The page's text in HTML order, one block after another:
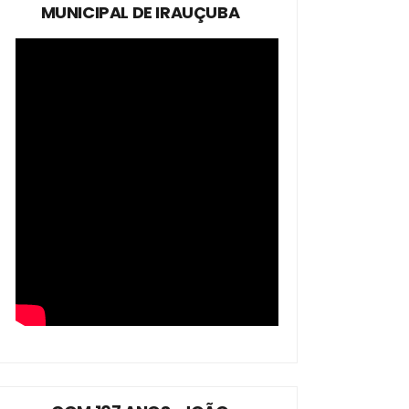
MUNICIPAL DE IRAUÇUBA